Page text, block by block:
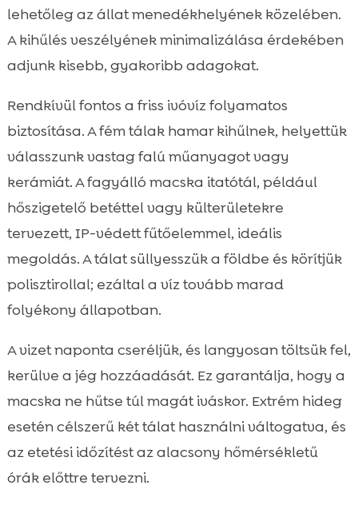
lehetőleg az állat menedékhelyének közelében.
A kihűlés veszélyének minimalizálása érdekében
adjunk kisebb, gyakoribb adagokat.
Rendkívül fontos a friss ivóvíz folyamatos
biztosítása. A fém tálak hamar kihűlnek, helyettük
válasszunk vastag falú műanyagot vagy
kerámiát. A fagyálló macska itatótál, például
hőszigetelő betéttel vagy külterületekre
tervezett, IP-védett fűtőelemmel, ideális
megoldás. A tálat süllyesszük a földbe és körítjük
polisztirollal; ezáltal a víz tovább marad
folyékony állapotban.
A vizet naponta cseréljük, és langyosan töltsük fel,
kerülve a jég hozzáadását. Ez garantálja, hogy a
macska ne hűtse túl magát iváskor. Extrém hideg
esetén célszerű két tálat használni váltogatva, és
az etetési időzítést az alacsony hőmérsékletű
órák előttre tervezni.